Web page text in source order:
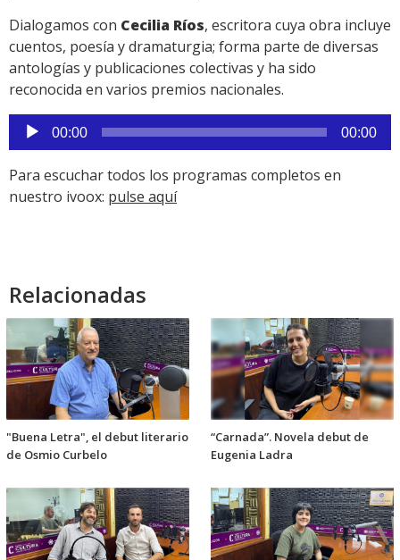
Dialogamos con Cecilia Ríos, escritora cuya obra incluye
cuentos, poesía y dramaturgia; forma parte de diversas
antologías y publicaciones colectivas y ha sido
reconocida en varios premios nacionales.
Reproductor
de
audio
00:00 00:00
Para escuchar todos los programas completos en
nuestro ivoox: pulse aquí
Relacionadas
"Buena Letra", el debut literario
de Osmio Curbelo
“Carnada”. Novela debut de
Eugenia Ladra